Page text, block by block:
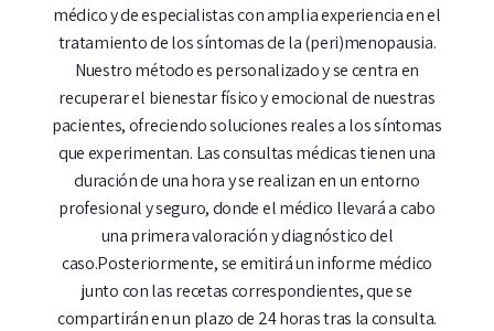
médico y de especialistas con amplia experiencia en el
tratamiento de los síntomas de la (peri)menopausia.
Nuestro método es personalizado y se centra en
recuperar el bienestar físico y emocional de nuestras
pacientes, ofreciendo soluciones reales a los síntomas
que experimentan. Las consultas médicas tienen una
duración de una hora y se realizan en un entorno
profesional y seguro, donde el médico llevará a cabo
una primera valoración y diagnóstico del
caso.Posteriormente, se emitirá un informe médico
junto con las recetas correspondientes, que se
compartirán en un plazo de 24 horas tras la consulta.